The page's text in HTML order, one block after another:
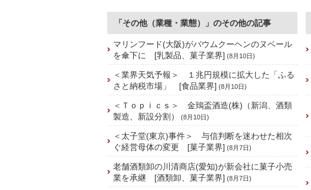
「その他（業種・業態）」のその他の記事
マリンフード(大阪)がバウムクーヘンのヌベール
を傘下に [乳製品、菓子業界] (8月10日)
＜業界天気予報＞ １兆円規模に拡大した「ふる
さと納税市場」 [食品業界] (8月10日)
＜Ｔｏｐｉｃｓ＞ 金鵄盃酒造(株)（新潟、酒類
製造、新設分割）
(8月10日)
＜太子堂(東京)事件＞ 与信判断を迷わせた相次
ぐ経営母体の変更 [菓子業界] (8月7日)
老舗酒類卸の川清商店(愛知)が新会社に菓子小売
業を承継 [酒類卸、菓子業界] (8月7日)